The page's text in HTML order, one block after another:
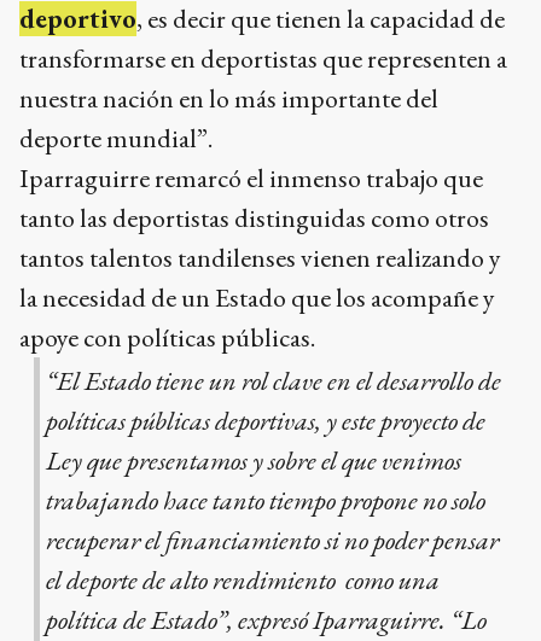
deportivo, es decir que tienen la capacidad de
transformarse en deportistas que representen a
nuestra nación en lo más importante del
deporte mundial”.
Iparraguirre remarcó el inmenso trabajo que
tanto las deportistas distinguidas como otros
tantos talentos tandilenses vienen realizando y
la necesidad de un Estado que los acompañe y
apoye con políticas públicas.
“El Estado tiene un rol clave en el desarrollo de
políticas públicas deportivas, y este proyecto de
Ley que presentamos y sobre el que venimos
trabajando hace tanto tiempo propone no solo
recuperar el financiamiento si no poder pensar
el deporte de alto rendimiento como una
política de Estado”, expresó Iparraguirre. “Lo